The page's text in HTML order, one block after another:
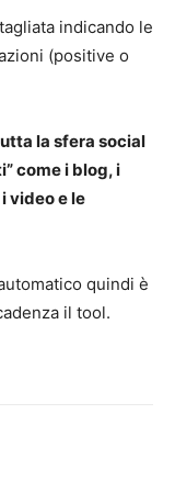
indicando le
(positive o
la sfera social
come i blog, i
video e le
quindi è
il tool.